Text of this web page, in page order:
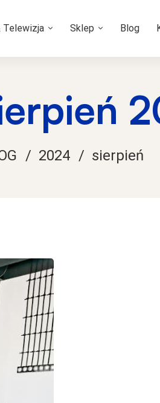
Telewizja Sklep Blog
2024 sierpień